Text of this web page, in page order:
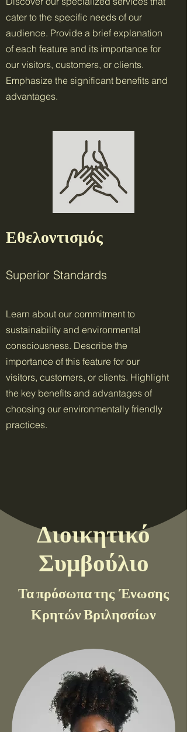
cater to the specific needs of our
audience. Provide a brief explanation
of each feature and its importance for
our visitors, customers, or clients.
Emphasize the significant benefits and
advantages.
Εθελοντισμός
Superior Standards
Learn about our commitment to
sustainability and environmental
consciousness. Describe the
importance of this feature for our
visitors, customers, or clients. Highlight
the key benefits and advantages of
choosing our environmentally friendly
practices.
Διοικητικό
Συμβούλιο
Τα πρόσωπα της Ένωσης
Κρητών Βριλησσίων